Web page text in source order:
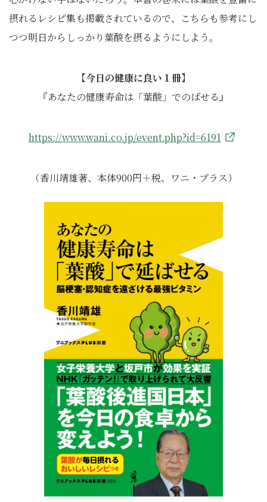
摂れるレシピ集も掲載されているので、こちらも参考にし
つつ明日からしっかり葉酸を摂るようにしよう。
【今日の健康に良い１冊】
『あなたの健康寿命は「葉酸」でのばせる』
https://www.wani.co.jp/event.php?id=6191
（香川靖雄著、本体900円＋税、ワニ・プラス）